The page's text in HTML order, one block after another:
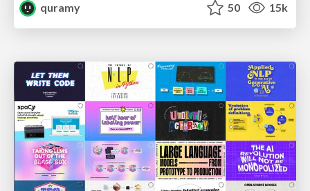
quramy
50 15k